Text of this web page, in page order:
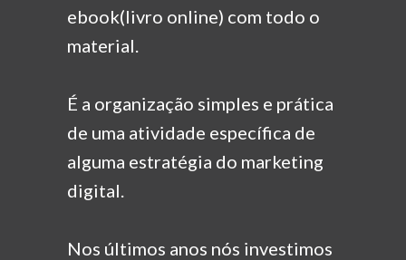
ebook(livro online) com todo o
material.
É a organização simples e prática
de uma atividade específica de
alguma estratégia do marketing
digital.
Nos últimos anos nós investimos